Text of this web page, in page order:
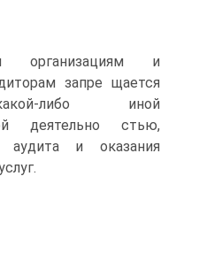
организациям и
запре­ щается
либо иной
деятельно­ стью,
аудита и оказания